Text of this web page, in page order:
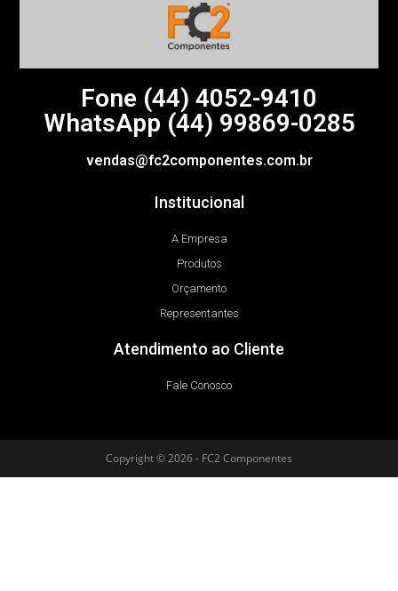
Fone (44) 4052-9410
WhatsApp (44) 99869-0285
vendas@fc2componentes.com.br
Institucional
A Empresa
Produtos
Orçamento
Representantes
Atendimento ao Cliente
Fale Conosco
Copyright © 2026 - FC2 Componentes